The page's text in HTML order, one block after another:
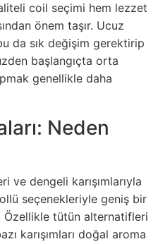
coil seçimi hem lezzet
önem taşır. Ucuz
da sık değişim gerektirip
başlangıçta orta
genellikle daha
Neden
dengeli karışımlarıyla
seçenekleriyle geniş bir
Özellikle tütün alternatifleri
karışımları doğal aroma